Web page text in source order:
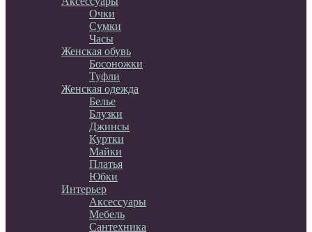
Очки
Сумки
Часы
Женская обувь
Босоножки
Туфли
Женская одежда
Белье
Блузки
Джинсы
Куртки
Майки
Платья
Юбки
Интерьер
Аксессуары
Мебель
Сантехника